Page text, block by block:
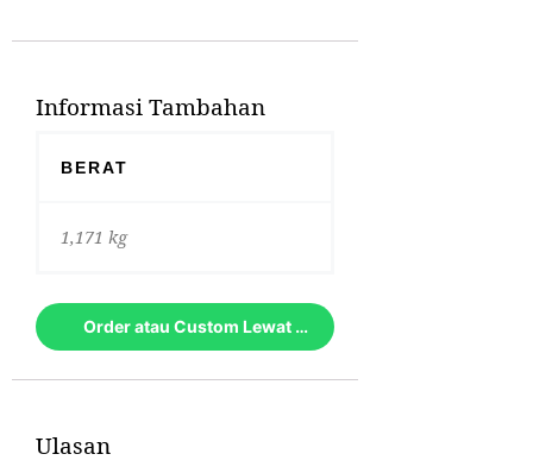
Informasi Tambahan
BERAT
1,171 kg
Order atau Custom Lewat Whatsapp
Ulasan